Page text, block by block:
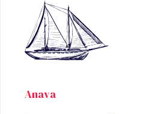
Anava